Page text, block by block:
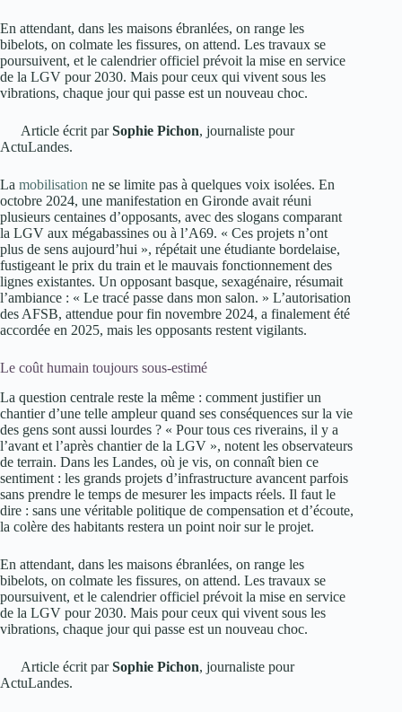
En attendant, dans les maisons ébranlées, on range les
bibelots, on colmate les fissures, on attend. Les travaux se
poursuivent, et le calendrier officiel prévoit la mise en service
de la LGV pour 2030. Mais pour ceux qui vivent sous les
vibrations, chaque jour qui passe est un nouveau choc.
Article écrit parSophie Pichon, journaliste pour
ActuLandes.
La mobilisation ne se limite pas à quelques voix isolées. En
octobre 2024, une manifestation en Gironde avait réuni
plusieurs centaines d’opposants, avec des slogans comparant
la LGV aux mégabassines ou à l’A69. « Ces projets n’ont
plus de sens aujourd’hui », répétait une étudiante bordelaise,
fustigeant le prix du train et le mauvais fonctionnement des
lignes existantes. Un opposant basque, sexagénaire, résumait
l’ambiance : « Le tracé passe dans mon salon. » L’autorisation
des AFSB, attendue pour fin novembre 2024, a finalement été
accordée en 2025, mais les opposants restent vigilants.
Le coût humain toujours sous-estimé
La question centrale reste la même : comment justifier un
chantier d’une telle ampleur quand ses conséquences sur la vie
des gens sont aussi lourdes ? « Pour tous ces riverains, il y a
l’avant et l’après chantier de la LGV », notent les observateurs
de terrain. Dans les Landes, où je vis, on connaît bien ce
sentiment : les grands projets d’infrastructure avancent parfois
sans prendre le temps de mesurer les impacts réels. Il faut le
dire : sans une véritable politique de compensation et d’écoute,
la colère des habitants restera un point noir sur le projet.
En attendant, dans les maisons ébranlées, on range les
bibelots, on colmate les fissures, on attend. Les travaux se
poursuivent, et le calendrier officiel prévoit la mise en service
de la LGV pour 2030. Mais pour ceux qui vivent sous les
vibrations, chaque jour qui passe est un nouveau choc.
Article écrit parSophie Pichon, journaliste pour
ActuLandes.